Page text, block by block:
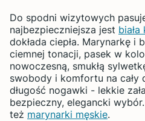
Do spodni wizytowych
najbezpieczniejsza jest
dokłada ciepła. Marynarkę i
ciemnej tonacji, pasek w
nowoczesną, smukłą
swobody i komfortu na cały
długość nogawki - lekkie
bezpieczny, elegancki
też marynarki męskie.